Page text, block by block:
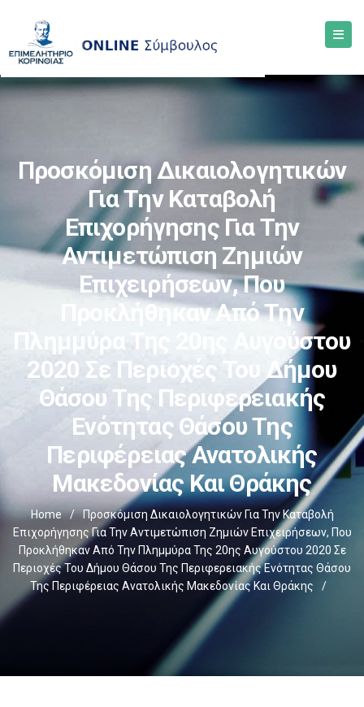
Προσκόμιση Δικαιολογητικών
Για Την Καταβολή
Επιχορήγησης Για Την
Αντιμετώπιση Ζημιών
Επιχειρήσεων, Που
Προκλήθηκαν Από Την
Πλημμύρα Της 20ης Αυγούστου
2020 Σε Περιοχές Του Δήμου
Θάσου Της Περιφερειακής
Ενότητας Θάσου Της
Περιφέρειας Ανατολικής
Μακεδονίας Και Θράκης
Home /
Προσκόμιση Δικαιολογητικών Για Την Καταβολή
Επιχορήγησης Για Την Αντιμετώπιση Ζημιών Επιχειρήσεων, Που
Προκλήθηκαν Από Την Πλημμύρα Της 20ης Αυγούστου 2020 Σε
Περιοχές Του Δήμου Θάσου Της Περιφερειακής Ενότητας Θάσου
Της Περιφέρειας Ανατολικής Μακεδονίας Και Θράκης
/